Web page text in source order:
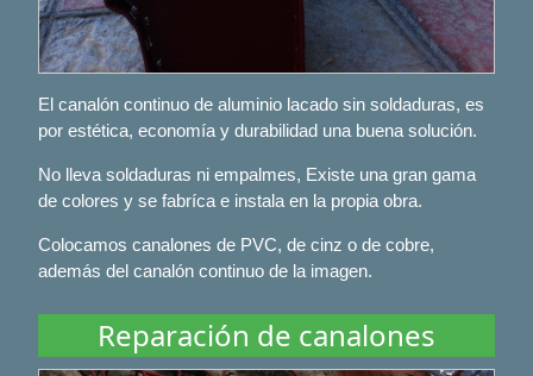
El canalón continuo de aluminio lacado sin soldaduras, es
por estética, economía y durabilidad una buena solución.
No lleva soldaduras ni empalmes, Existe una gran gama
de colores y se fabríca e instala en la propia obra.
Colocamos canalones de PVC, de cinz o de cobre,
además del canalón continuo de la imagen.
Reparación de canalones